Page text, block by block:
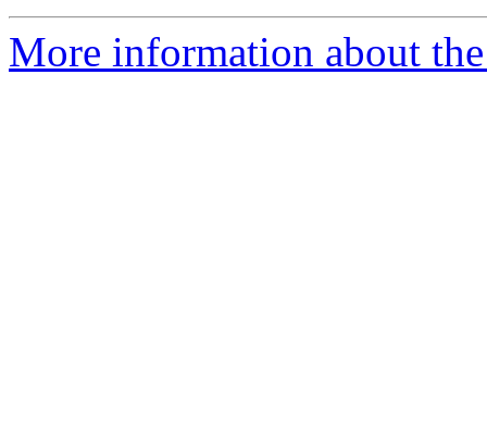
More information about